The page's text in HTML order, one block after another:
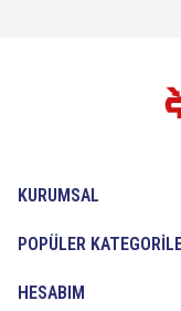
KURUMSAL
POPÜLER
HESABIM